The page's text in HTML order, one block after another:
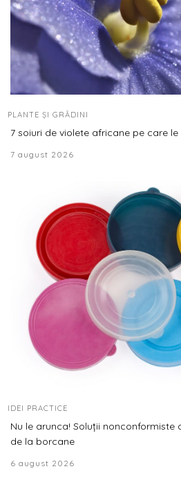
PLANTE ȘI GRĂDINI
7 soiuri de violete africane pe care
7 august 2026
IDEI PRACTICE
Nu le arunca! Soluții
de la borcane
6 august 2026